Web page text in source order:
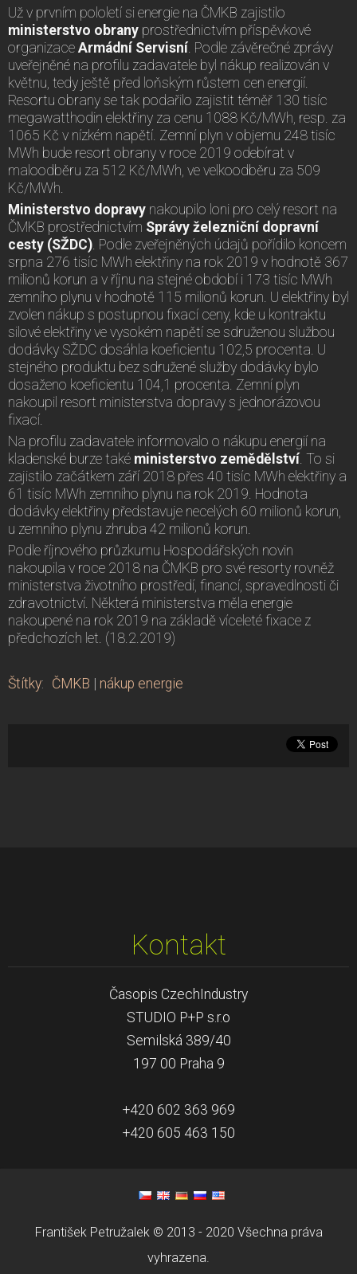
Už v prvním pololetí si energie na ČMKB zajistilo
ministerstvo obrany prostřednictvím příspěvkové
organizace Armádní Servisní . Podle závěrečné zprávy
uveřejněné na profilu zadavatele byl nákup realizován v
květnu, tedy ještě před loňským růstem cen energií.
Resortu obrany se tak podařilo zajistit téměř 130 tisíc
megawatthodin elektřiny za cenu 1088 Kč/MWh, resp. za
1065 Kč v nízkém napětí. Zemní plyn v objemu 248 tisíc
MWh bude resort obrany v roce 2019 odebírat v
maloodběru za 512 Kč/MWh, ve velkoodběru za 509
Kč/MWh.
Ministerstvo dopravy nakoupilo loni pro celý resort na
ČMKB prostřednictvím Správy železniční dopravní
cesty (SŽDC) . Podle zveřejněných údajů pořídilo koncem
srpna 276 tisíc MWh elektřiny na rok 2019 v hodnotě 367
milionů korun a v říjnu na stejné období i 173 tisíc MWh
zemního plynu v hodnotě 115 milionů korun. U elektřiny byl
zvolen nákup s postupnou fixací ceny, kde u kontraktu
silové elektřiny ve vysokém napětí se sdruženou službou
dodávky SŽDC dosáhla koeficientu 102,5 procenta. U
stejného produktu bez sdružené služby dodávky bylo
dosaženo koeficientu 104,1 procenta. Zemní plyn
nakoupil resort ministerstva dopravy s jednorázovou
fixací.
Na profilu zadavatele informovalo o nákupu energií na
kladenské burze také ministerstvo zemědělství . To si
zajistilo začátkem září 2018 přes 40 tisíc MWh elektřiny a
61 tisíc MWh zemního plynu na rok 2019. Hodnota
dodávky elektřiny představuje necelých 60 milionů korun,
u zemního plynu zhruba 42 milionů korun.
Podle říjnového průzkumu Hospodářských novin
nakoupila v roce 2018 na ČMKB pro své resorty rovněž
ministerstva životního prostředí, financí, spravedlnosti či
zdravotnictví. Některá ministerstva měla energie
nakoupené na rok 2019 na základě víceleté fixace z
předchozích let. (18.2.2019)
Štítky: ČMKB | nákup energie
Kontakt
Časopis CzechIndustry
STUDIO P+P s.r.o
Semilská 389/40
197 00 Praha 9
+420 602 363 969
+420 605 463 150
František Petružalek © 2013 - 2020 Všechna práva
vyhrazena.